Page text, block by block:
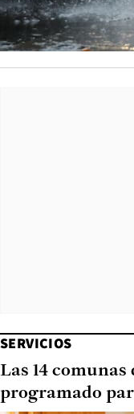
SERVICIOS
Las 14
programado